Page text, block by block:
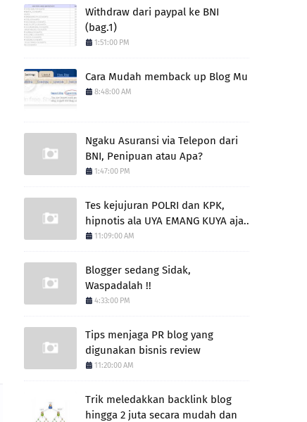
Withdraw dari paypal ke BNI
(bag.1)
1:51:00 PM
Cara Mudah memback up Blog Mu
8:48:00 AM
Ngaku Asuransi via Telepon dari
BNI, Penipuan atau Apa?
1:47:00 PM
Tes kejujuran POLRI dan KPK,
hipnotis ala UYA EMANG KUYA aja..
11:09:00 AM
Blogger sedang Sidak,
Waspadalah !!
4:33:00 PM
Tips menjaga PR blog yang
digunakan bisnis review
11:20:00 AM
Trik meledakkan backlink blog
hingga 2 juta secara mudah dan